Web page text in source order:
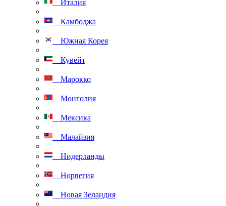
Италия
Камбоджа
Южная Корея
Кувейт
Марокко
Монголия
Мексика
Малайзия
Нидерланды
Норвегия
Новая Зеландия